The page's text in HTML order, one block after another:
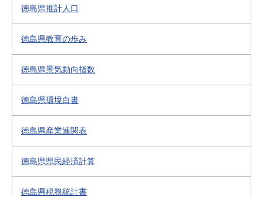
徳島県推計人口
徳島県教育の歩み
徳島県景気動向指数
徳島県環境白書
徳島県産業連関表
徳島県県民経済計算
徳島県税務統計書